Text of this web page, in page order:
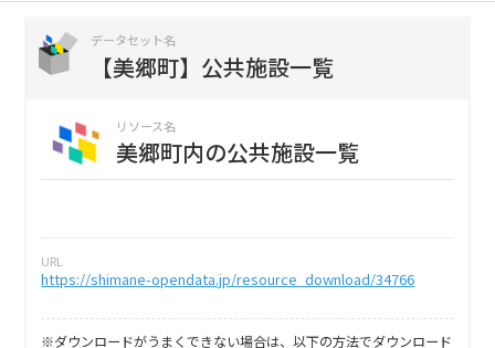
データセット名
【美郷町】公共施設一覧
リソース名
美郷町内の公共施設一覧
URL
https://shimane-opendata.jp/resource_download/34766
※ダウンロードがうまくできない場合は、以下の方法でダウンロード